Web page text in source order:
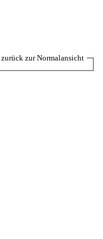
zurück zur Normalansicht